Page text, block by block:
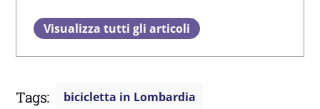
Visualizza tutti gli articoli
Tags:
bicicletta in Lombardia